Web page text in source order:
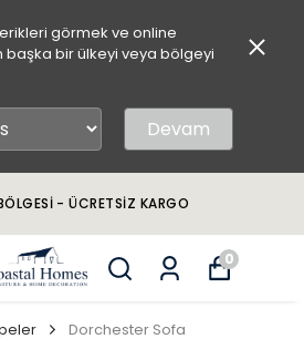
görmek ve online
başka bir ülkeyi veya bölgeyi
Devam
- ÜCRETSİZ KARGO
0
Dorchester Sofa